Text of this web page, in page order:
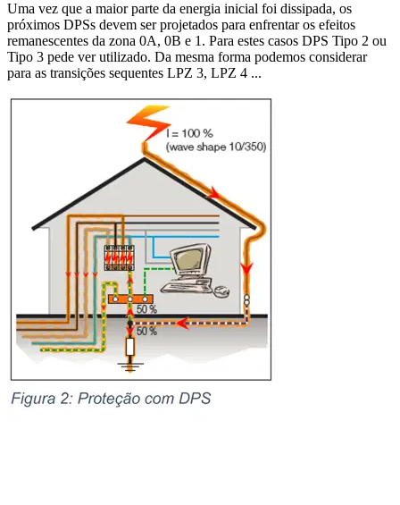
Uma vez que a maior parte da energia inicial foi dissipada, os
próximos DPSs devem ser projetados para enfrentar os efeitos
remanescentes da zona 0A, 0B e 1. Para estes casos DPS Tipo 2 ou
Tipo 3 pede ver utilizado. Da mesma forma podemos considerar
para as transições sequentes LPZ 3, LPZ 4 ...